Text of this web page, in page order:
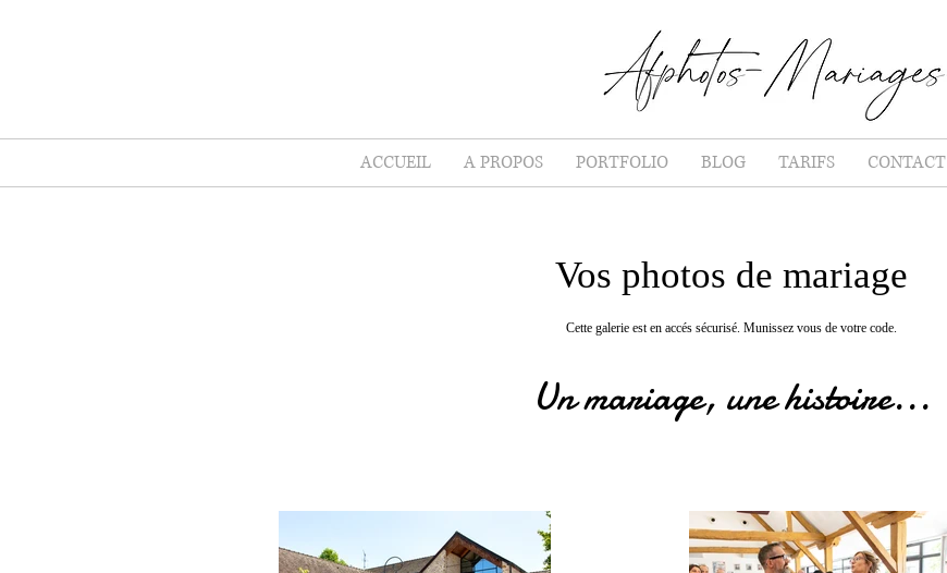
ACCUEIL A PROPOS PORTFOLIO BLOG TARIFS CONTACT
Vos photos de mariage
Cette galerie est en accés sécurisé. Munissez vous de votre code.
Un mariage, une histoire...